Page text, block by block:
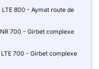
800 - Aymat route de
700 - Girbet complexe
700 - Girbet complexe